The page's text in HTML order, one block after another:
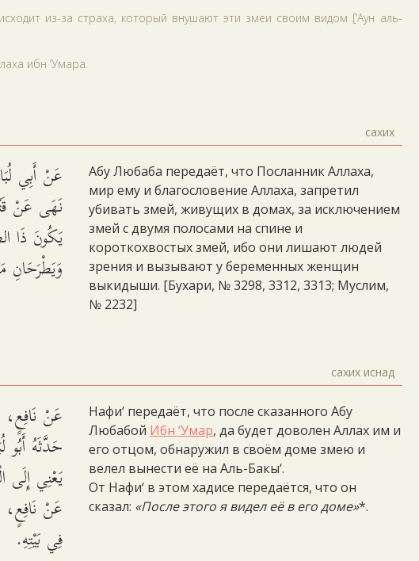
из-за страха, который внушают эти змеи своим видом [‘Аун аль-
ибн ‘Умара.
сахих
عَنْ أَبِي
نَهَى عَنْ
يَكُونَ ذَا
وَيَطْرَحَانِ
Абу Любаба передаёт, что Посланник Аллаха,
мир ему и благословение Аллаха, запретил
убивать змей, живущих в домах, за исключением
змей с двумя полосами на спине и
короткохвостых змей, ибо они лишают людей
зрения и вызывают у беременных женщин
выкидыши. [Бухари, № 3298, 3312, 3313; Муслим,
№ 2232]
сахих иснад
عَنْ
حَدَّثَهُ أَبُو
يَعْنِي إِلَى
عَنْ
فِي بَيْتِهِ.
Нафи‘ передаёт, что после сказанного Абу
Любабой Ибн ‘Умар, да будет доволен Аллах им и
его отцом, обнаружил в своём доме змею и
велел вынести её на Аль-Бакы‘.
От Нафи‘ в этом хадисе передаётся, что он
сказал: «После этого я видел её в его доме»*.